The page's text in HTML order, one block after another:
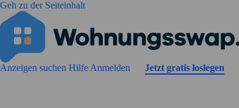
Geh zu der Seiteinhalt
Anzeigen suchen Hilfe Anmelden Jetzt gratis loslegen